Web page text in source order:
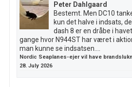
Peter Dahlgaard
Bestemt. Men DC10
kun det halve i indsats,
dash 8 er en dråbe i
gange hvor N944ST har været i
man kunne se indsatsen....
Nordic Seaplanes-ejer vil have
28. July 2026